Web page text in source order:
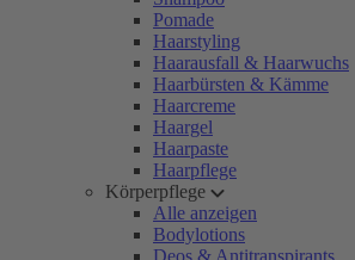
Pomade
Haarstyling
Haarausfall & Haarwuchs
Haarbürsten & Kämme
Haarcreme
Haargel
Haarpaste
Haarpflege
Körperpflege
Alle anzeigen
Bodylotions
Deos & Antitranspirants